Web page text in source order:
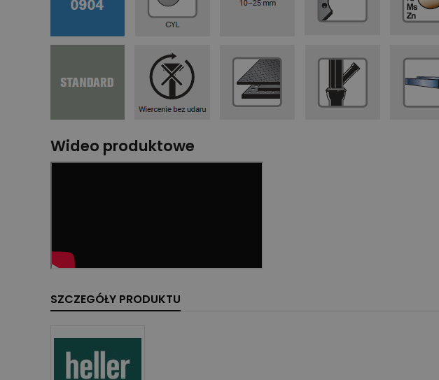
Wideo produktowe
SZCZEGÓŁY PRODUKTU